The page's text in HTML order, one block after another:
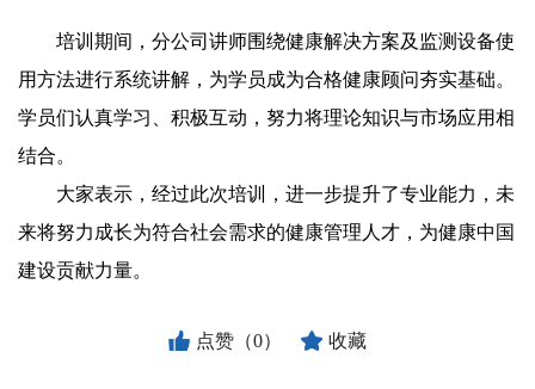
培训期间，分公司讲师围绕健康解决方案及监测设备使
用方法进行系统讲解，为学员成为合格健康顾问夯实基础。
学员们认真学习、积极互动，努力将理论知识与市场应用相
结合。
大家表示，经过此次培训，进一步提升了专业能力，未
来将努力成长为符合社会需求的健康管理人才，为健康中国
建设贡献力量。
点赞（0） 收藏